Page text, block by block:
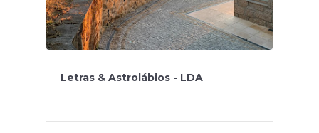
Letras & Astrolábios - LDA